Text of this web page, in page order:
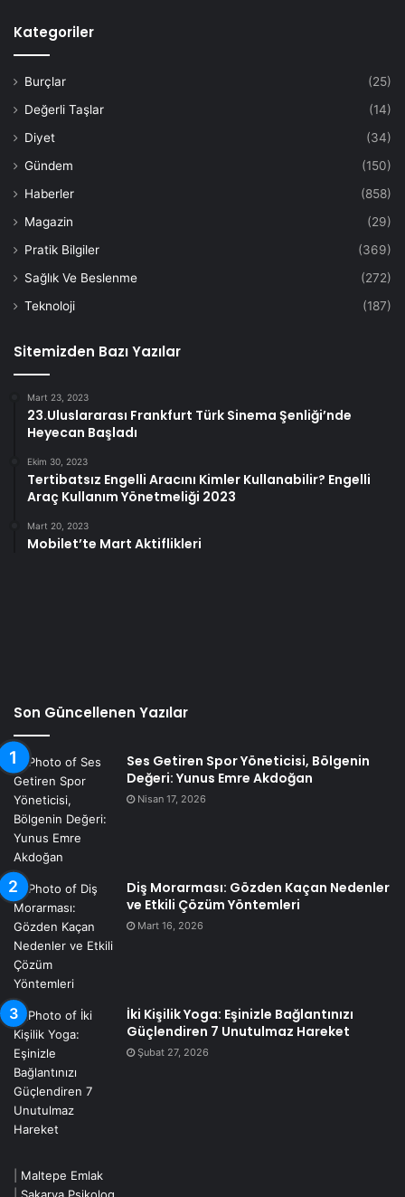
Kategoriler
Burçlar
(25)
Değerli Taşlar
(14)
Diyet
(34)
Gündem
(150)
Haberler
(858)
Magazin
(29)
Pratik Bilgiler
(369)
Sağlık Ve Beslenme
(272)
Teknoloji
(187)
Sitemizden Bazı Yazılar
Mart 23, 2023
23.Uluslararası Frankfurt Türk Sinema Şenliği’nde
Heyecan Başladı
Ekim 30, 2023
Tertibatsız Engelli Aracını Kimler Kullanabilir? Engelli
Araç Kullanım Yönetmeliği 2023
Mart 20, 2023
Mobilet’te Mart Aktiflikleri
Son Güncellenen Yazılar
Ses Getiren Spor Yöneticisi, Bölgenin
Değeri: Yunus Emre Akdoğan
Nisan 17, 2026
Diş Morarması: Gözden Kaçan Nedenler
ve Etkili Çözüm Yöntemleri
Mart 16, 2026
İki Kişilik Yoga: Eşinizle Bağlantınızı
Güçlendiren 7 Unutulmaz Hareket
Şubat 27, 2026
Maltepe Emlak